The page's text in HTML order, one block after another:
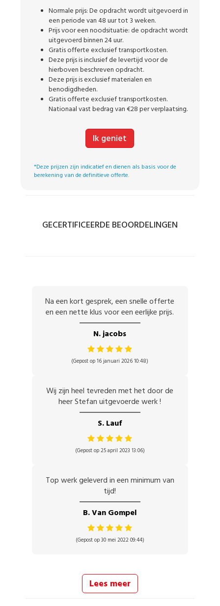
Normale prijs: De opdracht wordt uitgevoerd in
een periode van 48 uur tot 3 weken.
Prijs voor een noodsituatie: de opdracht wordt
uitgevoerd binnen 24 uur.
Gratis offerte exclusief transportkosten.
Deze prijs is inclusief de levertijd voor de
hierboven beschreven opdracht.
Deze prijs is exclusief materialen en
benodigdheden.
Gratis offerte exclusief transportkosten.
Nationaal vast bedrag van €28 per verplaatsing.
Ik geniet
*Deze prijzen zijn indicatief en dienen als basis voor de
berekening van de definitieve offerte.
GECERTIFICEERDE BEOORDELINGEN
Na een kort gesprek, een snelle offerte
en een nette klus voor een eerlijke prijs.
N. jacobs
(Gepost op 16 januari 2026 10:48)
Wij zijn heel tevreden met het door de
heer Stefan uitgevoerde werk !
S. Lauf
(Gepost op 25 april 2023 13:06)
Top werk geleverd in een minimum van
tijd!
B. Van Gompel
(Gepost op 30 mei 2022 09:44)
Lees meer